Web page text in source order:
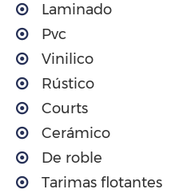
Laminado
Pvc
Vinilico
Rústico
Courts
Cerámico
De roble
Tarimas flotantes